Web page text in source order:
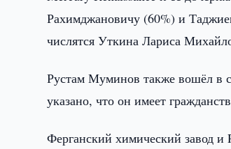
Рахимджановичу (60%) и
числятся Уткина Лариса
Рустам Муминов также вошёл в
указано, что он имеет
Ферганский химический завод и